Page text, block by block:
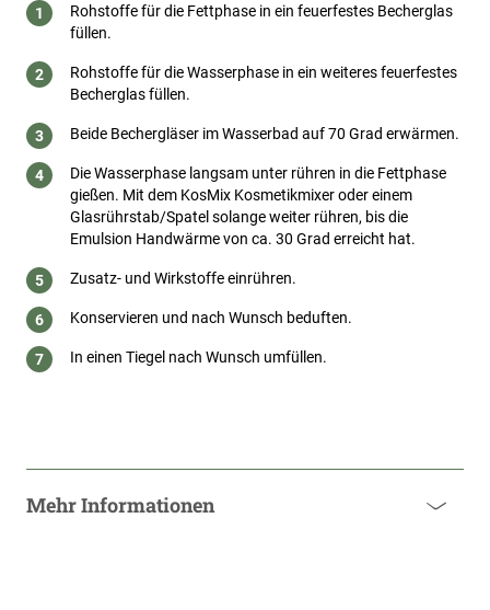
Rohstoffe für die Fettphase in ein feuerfestes Becherglas
füllen.
Rohstoffe für die Wasserphase in ein weiteres feuerfestes
Becherglas füllen.
Beide Bechergläser im Wasserbad auf 70 Grad erwärmen.
Die Wasserphase langsam unter rühren in die Fettphase
gießen. Mit dem KosMix Kosmetikmixer oder einem
Glasrührstab/Spatel solange weiter rühren, bis die
Emulsion Handwärme von ca. 30 Grad erreicht hat.
Zusatz- und Wirkstoffe einrühren.
Konservieren und nach Wunsch beduften.
In einen Tiegel nach Wunsch umfüllen.
Mehr Informationen